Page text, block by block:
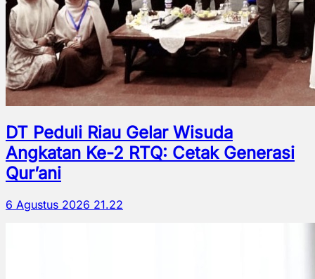
DT Peduli Riau Gelar Wisuda
Angkatan Ke-2 RTQ: Cetak Generasi
Qur’ani
6 Agustus 2026 21.22